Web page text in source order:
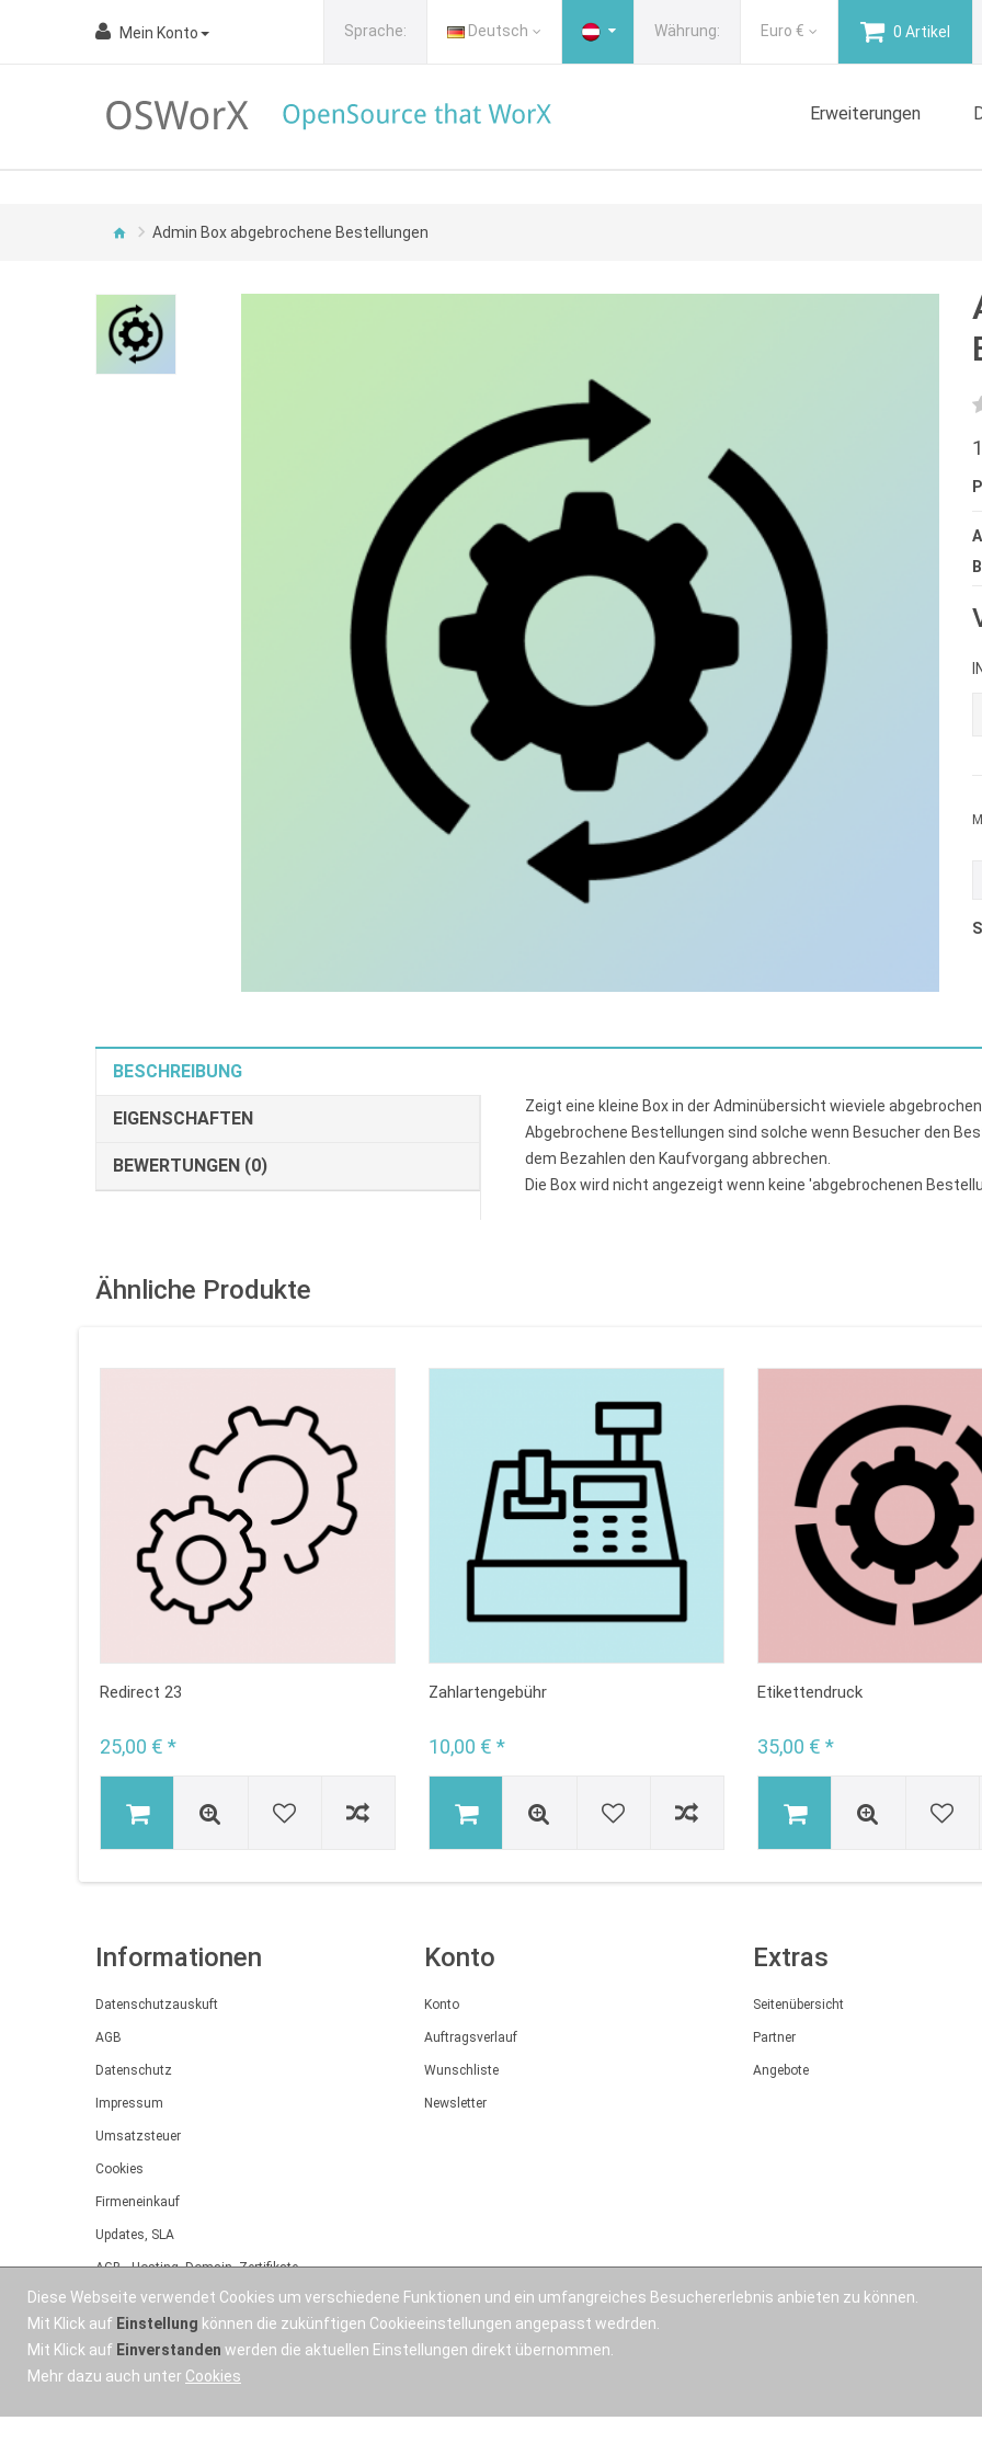
Mein Konto Sprache: Deutsch Währung: Euro € 0 Artikel
Erweiterungen
Admin Box abgebrochene Bestellungen
BESCHREIBUNG
EIGENSCHAFTEN
BEWERTUNGEN (0)
Zeigt eine kleine Box in der Adminübersicht wieviele
Abgebrochene Bestellungen sind solche wenn Besucher den
dem Bezahlen den Kaufvorgang abbrechen.
Die Box wird nicht angezeigt wenn keine 'abgebrochenen
Ähnliche Produkte
Redirect 23
25,00 € *
Zahlartengebühr
10,00 € *
Etikettendruck
35,00 € *
Informationen
Datenschutzauskuft
AGB
Datenschutz
Impressum
Umsatzsteuer
Cookies
Firmeneinkauf
Updates, SLA
AGB - Hosting, Domain, Zertifikate
Bonuspunkte
Angebot
Installationsservice
Konto
Konto
Auftragsverlauf
Wunschliste
Newsletter
Extras
Seitenübersicht
Partner
Angebote
Diese Webseite verwendet Cookies um verschiedene Funktionen und ein umfangreiches Besuchererlebnis anbieten zu können.
Mit Klick auf Einstellung können die zukünftigen Cookieeinstellungen angepasst wedrden.
Mit Klick auf Einverstanden werden die aktuellen Einstellungen direkt übernommen.
Mehr dazu auch unter Cookies